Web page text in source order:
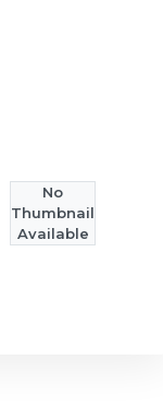
No
Thumbnail
Available